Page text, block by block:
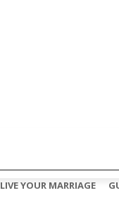
LIVE YOUR MARRIAGE